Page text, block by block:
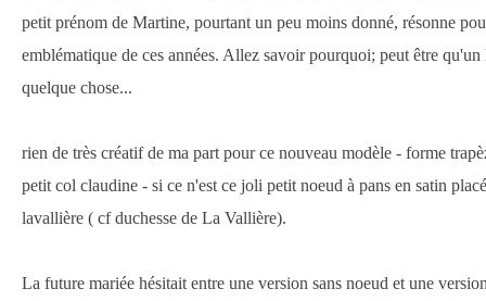
petit prénom de Martine, pourtant un peu moins donné, résonne
emblématique de ces années. Allez savoir pourquoi; peut être
quelque chose...
rien de très créatif de ma part pour ce nouveau modèle - forme
petit col claudine - si ce n'est ce joli petit noeud à pans en satin
lavallière ( cf duchesse de La Vallière).
La future mariée hésitait entre une version sans noeud et une